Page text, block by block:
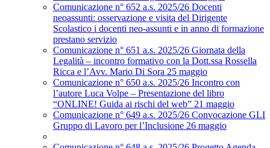
Comunicazione n° 652 a.s. 2025/26 Docenti
neoassunti: osservazione e visita del Dirigente
Scolastico i docenti neo-assunti e in anno di formazione
prestano servizio
Comunicazione n° 651 a.s. 2025/26 Giornata della
Legalità – incontro formativo con la Dott.ssa Rossella
Ricca e l’Avv. Mario Di Sora 25 maggio
Comunicazione n° 650 a.s. 2025/26 Incontro con
l’autore Luca Volpe – Presentazione del libro
“ONLINE! Guida ai rischi del web” 21 maggio
Comunicazione n° 649 a.s. 2025/26 Convocazione GLI
Gruppo di Lavoro per l’Inclusione 26 maggio